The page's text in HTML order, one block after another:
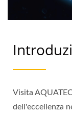
Visita
dell'eccellenza